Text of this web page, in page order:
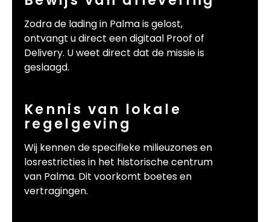
Zodra de lading in Palma is gelost,
ontvangt u direct een digitaal Proof of
Delivery. U weet direct dat de missie is
geslaagd.
Kennis van lokale
regelgeving
Wij kennen de specifieke milieuzones en
losrestricties in het historische centrum
van Palma. Dit voorkomt boetes en
vertragingen.